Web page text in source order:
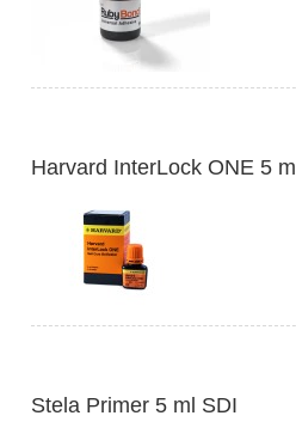
Harvard InterLock ONE 5 ml
Stela Primer 5 ml SDI